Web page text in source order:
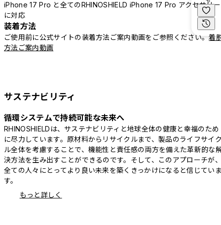
iPhone 17 Pro と全てのRHINOSHIELD iPhone 17 Pro アクセサリー
に対応
装着方法
ご使用前に公式サイトの装着方法ご案内動画をご参照ください。着
方法ご案内動画
サステナビリティ
循環システムで持続可能な未来へ
RHINOSHIELDは、サステナビリティと地球全体の健康と幸福のため
に尽力しています。原材料からリサイクルまで、製品のライフサイ
ル全体を考慮することで、機能性と責任感の両方を備えた革新的な
決方法を生み出すことができるのです。そして、このアプローチが
全ての人々にとってより良い未来を築くきっかけになると信じてい
す。
もっと詳しく